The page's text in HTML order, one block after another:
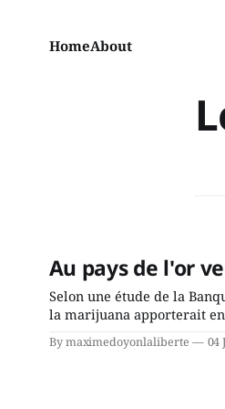
HomeAbout
Au pays de l'or
Selon une étude de la
la marijuana apporterait
dollars aux coffres de
prohibitionniste en place,
dans les poches des
légalisation, le marché
By maximedoyonlaliberte 04